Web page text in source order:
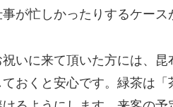
事が忙しかったりするケー
祝いに来て頂いた方には、
ておくと安心です。緑茶は